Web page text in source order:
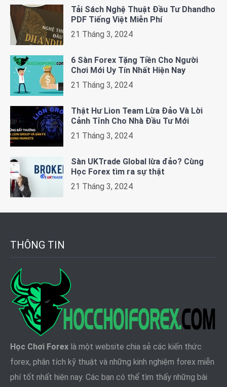
Tải Sách Nghệ Thuật Đầu Tư Dhandho
PDF Tiếng Việt Miễn Phí
21 Tháng 3, 2024
6 Sàn Forex Tặng Tiền Cho Người
Chơi Mới Uy Tín Nhất Hiện Nay
21 Tháng 3, 2024
Thật Hư Lion Team Lừa Đảo Và Lời
Cảnh Tỉnh Cho Nhà Đầu Tư Mới
21 Tháng 3, 2024
Sàn UKTrade Global lừa đảo? Cùng
Học Forex tìm ra sự thật
21 Tháng 3, 2024
THÔNG TIN
Học Chơi Forex là một website chia sẻ các kiến thức
forex, phân tích kỹ thuật và những kinh nghiệm forex miễn
phí tốt nhất hiện nay. Các bạn có thể tìm thấy những bài